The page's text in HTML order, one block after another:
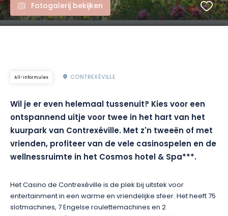
Fotogalerij bekijken
All-informules CONTREXÉVILLE
Wil je er even helemaal tussenuit? Kies voor een
ontspannend uitje voor twee in het hart van het
kuurpark van Contrexéville. Met z'n tweeën of met
vrienden, profiteer van de vele casinospelen en de
wellnessruimte in het Cosmos hotel & Spa***.
Het Casino de Contrexéville is de plek bij uitstek voor
entertainment in een warme en vriendelijke sfeer. Het heeft 75
slotmachines, 7 Engelse roulettemachines en 2